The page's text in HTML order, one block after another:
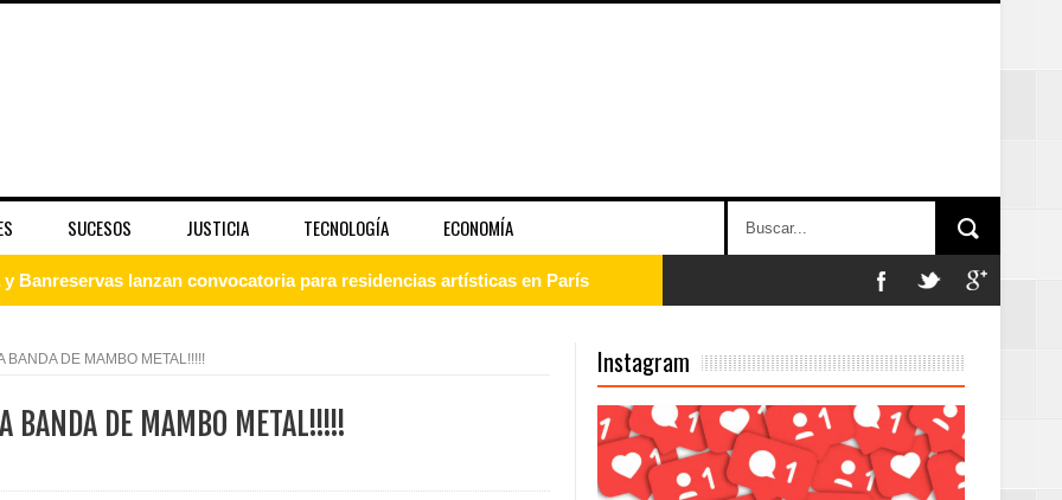
SUCESOS JUSTICIA TECNOLOGÍA ECONOMÍA
Banreservas lanzan convocatoria para residencias artísticas en París
impulsada por la franquicia dominicana más taquillera del 2025
como vicepresidenta ejecutiva de Fiduciaria Reservas
BANDA DE MAMBO METAL!!!!!
BANDA DE MAMBO METAL!!!!!
Instagram